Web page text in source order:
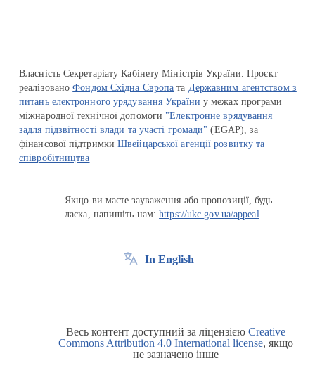
Власність Секретаріату Кабінету Міністрів України. Проєкт
реалізованоФондом Східна Європа та Державним агентством з
питань електронного урядування України у межах програми
міжнародної технічної допомоги "Електронне врядування
задля підзвітності влади та участі громади" (EGAP), за
фінансової підтримкиШвейцарської агенції розвитку та
співробітництва
Якщо ви маєте зауваження або пропозиції, будь
ласка, напишіть нам:https://ukc.gov.ua/appeal
In English
Весь контент доступний за ліцензією Creative
Commons Attribution 4.0 International license, якщо
не зазначено інше